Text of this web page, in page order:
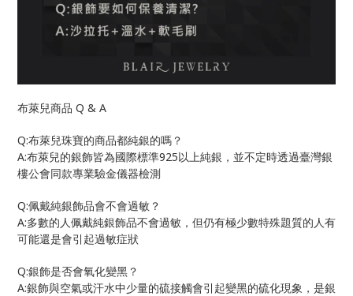
布萊兒商品 Q & A
Q:布萊兒珠寶的商品都純銀的嗎？
A:布萊兒的銀飾皆為國際標準925 以上純銀，並不定時透過臺灣銀
樓公會同款專業驗金儀器檢測
Q:佩戴純銀飾品會不會過敏？
A:多數的人佩戴純銀飾品不會過敏，但仍有極少數特殊題質的人有
可能還是會引起過敏症狀
Q:銀飾是否會氧化變黑？
A:銀飾與空氣或汗水中少量的硫接觸會引起變黑的硫化現象，是銀